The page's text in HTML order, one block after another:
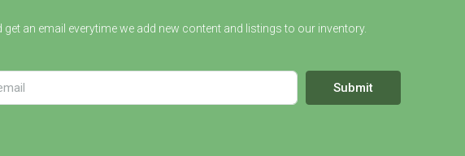
get an email everytime we add new content and listings to our inventory.
Submit